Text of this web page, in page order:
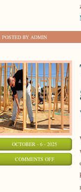
POSTED BY ADMIN
OCTOBER - 6 - 2025
COMMENTS OFFON